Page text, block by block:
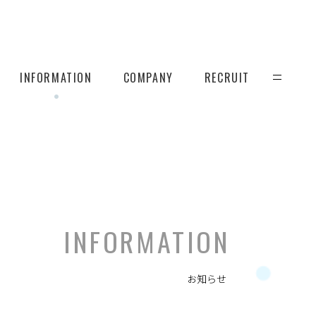
INFORMATION COMPANY RECRUIT
INFORMATION
お知らせ